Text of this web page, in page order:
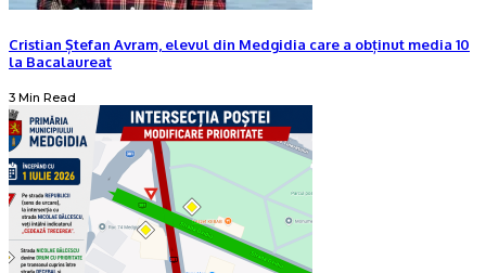
Cristian Ștefan Avram, elevul din Medgidia care a obținut media 10
la Bacalaureat
3 Min Read